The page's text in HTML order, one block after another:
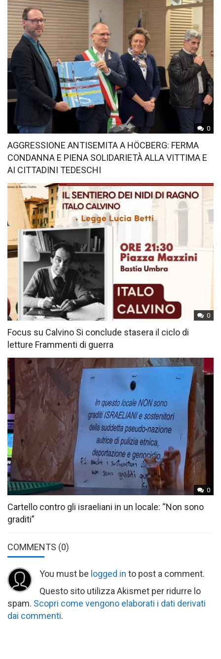
0
AGGRESSIONE ANTISEMITA A HÖCBERG: FERMA
CONDANNA E PIENA SOLIDARIETÀ ALLA VITTIMA E
AI CITTADINI TEDESCHI
0
Focus su Calvino Si conclude stasera il ciclo di
letture Frammenti di guerra
0
Cartello contro gli israeliani in un locale: “Non sono
graditi”
COMMENTS (0)
You must be logged in to post a comment.
Questo sito utilizza Akismet per ridurre lo
spam. Scopri come vengono elaborati i dati derivati
dai commenti.